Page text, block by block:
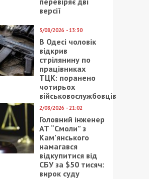
версії
3/08/2026 - 13:30
В Одесі чоловік
відкрив
стрілянину по
працівниках
ТЦК: поранено
чотирьох
військовослужбовців
2/08/2026 - 21:02
Головний інженер
АТ “Смоли” з
Кам’янського
намагався
відкупитися від
СБУ за $50 тисяч:
вирок суду